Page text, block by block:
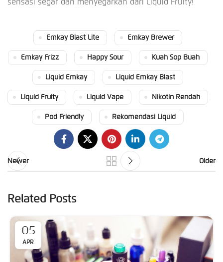
sensasi segar dan menyegarkan dari Liquid Fruity!
Emkay Blast Lite Emkay Brewer
Emkay Frizz Happy Sour Kuah Sop Buah
Liquid Emkay Liquid Emkay Blast
Liquid Fruity Liquid Vape Nikotin Rendah
Pod Friendly Rekomendasi Liquid
Newer Older
Related Posts
05
APR